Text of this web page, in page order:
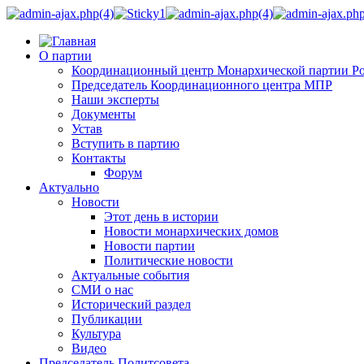
О партии
Координационный центр Монархической партии
Председатель Координационного центра МПР
Наши эксперты
Документы
Устав
Вступить в партию
Контакты
Форум
Актуально
Новости
Этот день в истории
Новости монархических домов
Новости партии
Политические новости
Актуальные события
СМИ о нас
Исторический раздел
Публикации
Культура
Видео